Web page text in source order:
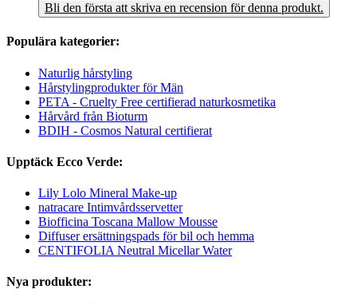
Bli den första att skriva en recension för denna produkt.
Populära kategorier:
Naturlig hårstyling
Hårstylingprodukter för Män
PETA - Cruelty Free certifierad naturkosmetika
Hårvård från Bioturm
BDIH - Cosmos Natural certifierat
Upptäck Ecco Verde:
Lily Lolo Mineral Make-up
natracare Intimvårdsservetter
Biofficina Toscana Mallow Mousse
Diffuser ersättningspads för bil och hemma
CENTIFOLIA Neutral Micellar Water
Nya produkter: